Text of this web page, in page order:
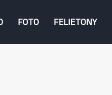
FOTO FELIETONY